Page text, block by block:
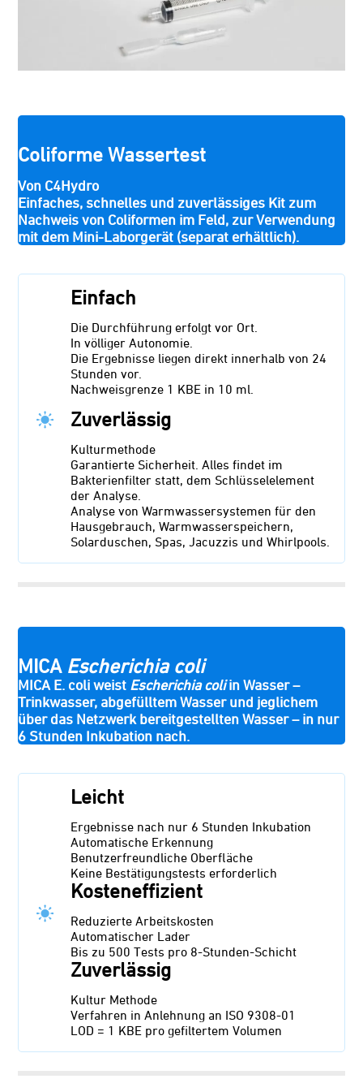
Coliforme Wassertest
Von C4Hydro
Einfaches, schnelles und zuverlässiges Kit zum
Nachweis von Coliformen im Feld, zur Verwendung
mit dem Mini-Laborgerät (separat erhältlich).
Einfach
Die Durchführung erfolgt vor Ort.
In völliger Autonomie.
Die Ergebnisse liegen direkt innerhalb von 24
Stunden vor.
Nachweisgrenze 1 KBE in 10 ml.
Zuverlässig
Kulturmethode
Garantierte Sicherheit. Alles findet im
Bakterienfilter statt, dem Schlüsselelement
der Analyse.
Analyse von Warmwassersystemen für den
Hausgebrauch, Warmwasserspeichern,
Solarduschen, Spas, Jacuzzis und Whirlpools.
MICA Escherichia coli
MICAE. coliweist Escherichia coliin Wasser –
Trinkwasser, abgefülltem Wasser und jeglichem
über das Netzwerk bereitgestellten Wasser – in nur
6 Stunden Inkubation nach.
Leicht
Ergebnisse nach nur 6 Stunden Inkubation
Automatische Erkennung
Benutzerfreundliche Oberfläche
Keine Bestätigungstests erforderlich
Kosteneffizient
Reduzierte Arbeitskosten
Automatischer Lader
Bis zu 500 Tests pro 8-Stunden-Schicht
Zuverlässig
Kultur Methode
Verfahren in Anlehnung an ISO 9308-01
LOD = 1 KBE pro gefiltertem Volumen